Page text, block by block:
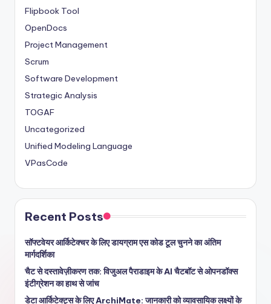
Flipbook Tool
OpenDocs
Project Management
Scrum
Software Development
Strategic Analysis
TOGAF
Uncategorized
Unified Modeling Language
VPasCode
Recent Posts
सॉफ्टवेयर आर्किटेक्चर के लिए डायग्राम एस कोड टूल चुनने का अंतिम
मार्गदर्शिका
चैट से दस्तावेज़ीकरण तक: विजुअल पैराडाइम के AI चैटबॉट से ओपनडॉक्स
इंटीग्रेशन का हाथ से जांच
डेटा आर्किटेक्ट्स के लिए ArchiMate: जानकारी को व्यावसायिक लक्ष्यों के